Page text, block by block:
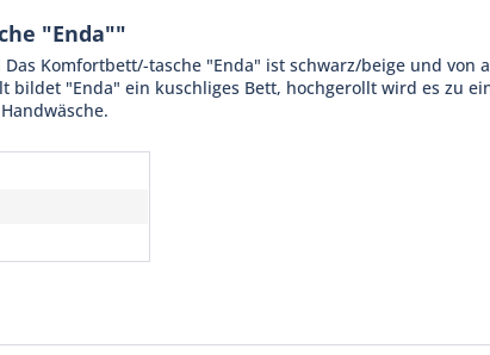
"Enda""
Komfortbett/-tasche "Enda" ist schwarz/beige und von
"Enda" ein kuschliges Bett, hochgerollt wird es zu